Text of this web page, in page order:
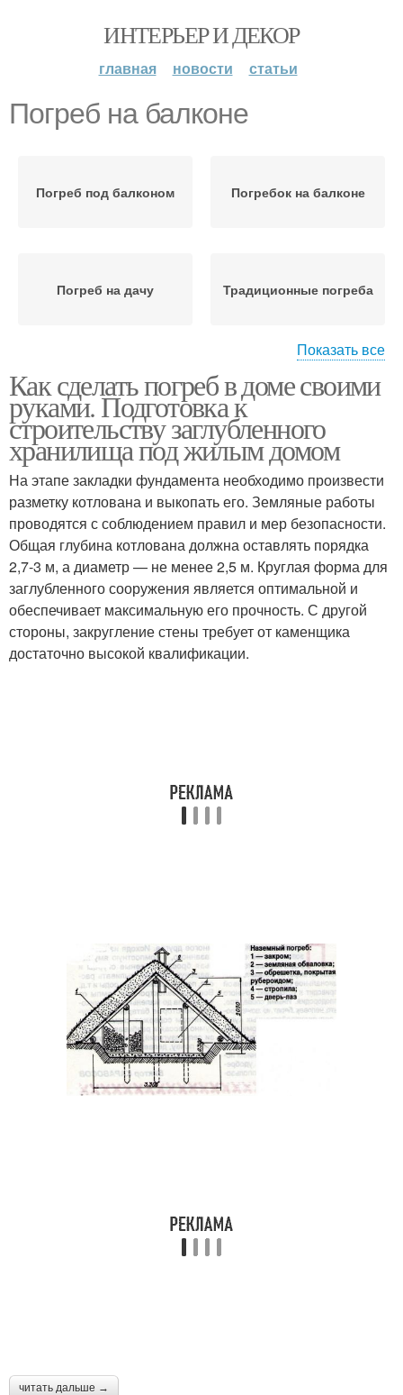
ИНТЕРЬЕР И ДЕКОР
главная новости статьи
Погреб на балконе
Погреб под балконом Погребок на балконе
Погреб на дачу Традиционные погреба
Дешевый погреб Погреб из пластика
Пластиковый погреб
Знакомство с
пластиковым погребом
Показать все
Как сделать погреб в доме своими
руками. Подготовка к
строительству заглубленного
хранилища под жилым домом
На этапе закладки фундамента необходимо произвести
разметку котлована и выкопать его. Земляные работы
проводятся с соблюдением правил и мер безопасности.
Общая глубина котлована должна оставлять порядка
2,7-3 м, а диаметр — не менее 2,5 м. Круглая форма для
заглубленного сооружения является оптимальной и
обеспечивает максимальную его прочность. С другой
стороны, закругление стены требует от каменщика
достаточно высокой квалификации.
читать дальше →